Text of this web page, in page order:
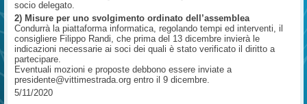
socio delegato.
2) Misure per uno svolgimento ordinato dell’assemblea
Condurrà la piattaforma informatica, regolando tempi ed interventi, il
consigliere Filippo Randi, che prima del 13 dicembre invierà le
indicazioni necessarie ai soci dei quali è stato verificato il diritto a
partecipare.
Eventuali mozioni e proposte debbono essere inviate a
presidente@vittimestrada.org entro il 9 dicembre.
5/11/2020